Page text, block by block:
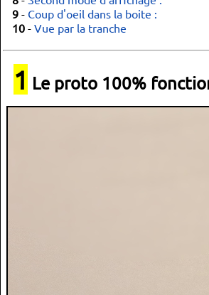
9 - Coup d'oeil dans la boite :
10 - Vue par la tranche
1 Le proto 100%